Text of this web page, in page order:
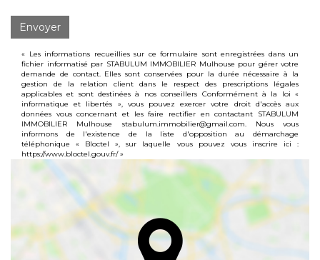
Envoyer
« Les informations recueillies sur ce formulaire sont enregistrées dans un
fichier informatisé par STABULUM IMMOBILIER Mulhouse pour gérer votre
demande de contact. Elles sont conservées pour la durée nécessaire à la
gestion de la relation client dans le respect des prescriptions légales
applicables et sont destinées à nos conseillers Conformément à la loi «
informatique et libertés », vous pouvez exercer votre droit d'accès aux
données vous concernant et les faire rectifier en contactant STABULUM
IMMOBILIER Mulhouse stabulum.immobilier@gmail.com. Nous vous
informons de l'existence de la liste d'opposition au démarchage
téléphonique « Bloctel », sur laquelle vous pouvez vous inscrire ici :
https://www.bloctel.gouv.fr/»